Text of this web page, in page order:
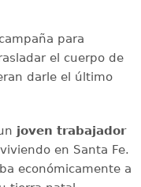
para
el cuerpo de
darle el último
joven trabajador
en Santa Fe.
económicamente a